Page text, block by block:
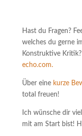
Hast du Fragen?
welches du gerne
Konstruktive
echo.com.
Über einekurze
total freuen!
Ich wünsche dir
mit am Start bist!